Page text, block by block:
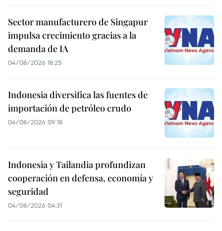
Sector manufacturero de Singapur
impulsa crecimiento gracias a la
demanda de IA
04/08/2026 18:25
Indonesia diversifica las fuentes de
importación de petróleo crudo
04/08/2026 09:18
Indonesia y Tailandia profundizan
cooperación en defensa, economía y
seguridad
04/08/2026 04:31